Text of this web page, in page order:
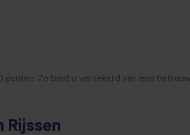
Zo bent u verzekerd van een
Rijssen